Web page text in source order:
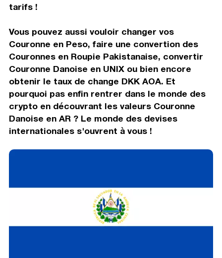
tarifs !
Vous pouvez aussi vouloir changer vos
Couronne en Peso, faire une convertion des
Couronnes en Roupie Pakistanaise, convertir
Couronne Danoise en UNIX ou bien encore
obtenir le taux de change DKK AOA. Et
pourquoi pas enfin rentrer dans le monde des
crypto en découvrant les valeurs Couronne
Danoise en AR ? Le monde des devises
internationales s'ouvrent à vous !